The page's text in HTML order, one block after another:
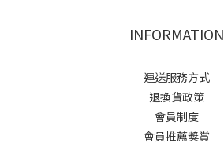
INFORMATION
運送服務方式
退換貨政策
會員制度
會員推薦獎賞